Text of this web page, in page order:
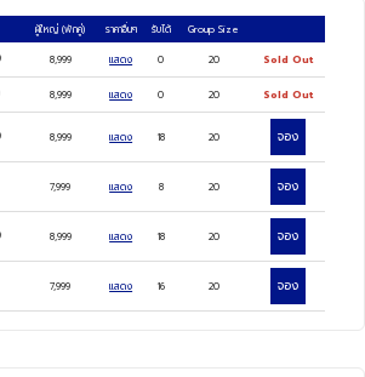
ผู้ใหญ่(พักคู่) ราคาอื่นๆ รับได้ Group Size
8,999 แสดง 0 20 Sold Out
8,999 แสดง 0 20 Sold Out
8,999 แสดง 18 20 จอง
7,999 แสดง 8 20 จอง
8,999 แสดง 18 20 จอง
7,999 แสดง 16 20 จอง